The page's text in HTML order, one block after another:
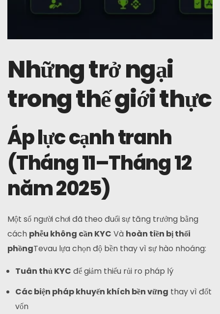
Những trở ngại
trong thế giới thực
Áp lực cạnh tranh
(Tháng 11–Tháng 12
năm 2025)
Một số người chơi đã theo đuổi sự tăng trưởng bằng
cách phễu không cần KYC Và hoàn tiền bị thổi
phồngTevau lựa chọn độ bền thay vì sự hào nhoáng:
Tuân thủ KYC để giảm thiểu rủi ro pháp lý
Các biện pháp khuyến khích bền vững thay vì đốt
vốn